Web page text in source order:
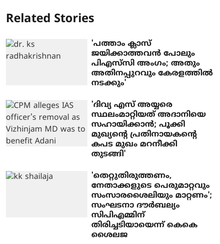
Related Stories
'പത്താം ക്ലാസ്
ജയിക്കാത്തവന്‍ പോലും
പിഎസ്‌സി അംഗം; അതും
അതിനപ്പുറവും കേരളത്തില്‍
നടക്കും'
'ദിവ്യ എസ് അയ്യരെ
സ്ഥലംമാറ്റിയത് അദാനിയെ
സഹായിക്കാന്‍; പൂക്കി
മുഖ്യന്റെ പ്രതിനായകന്റെ
കപട മുഖം മറനീക്കി
തുടങ്ങി'
'തെറ്റുതിരുത്തണം,
നേതാക്കളുടെ പെരുമാറ്റവും
സംസാരശൈലിയും മാറ്റണം';
സംഘടനാ ദൗര്‍ബല്യം
സിപിഎമ്മിന്
തിരിച്ചടിയായെന്ന് കെകെ
ശൈലജ